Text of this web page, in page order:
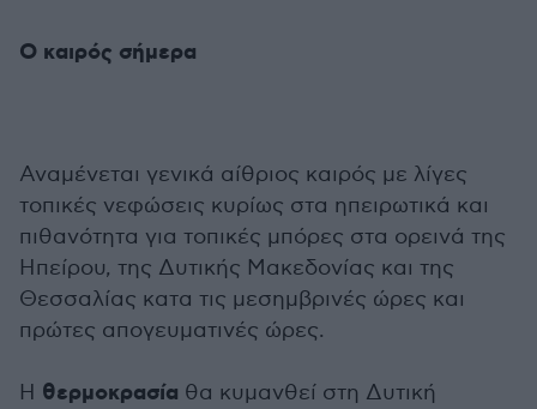
Ο καιρός σήμερα
Αναμένεται γενικά αίθριος καιρός με λίγες
τοπικές νεφώσεις κυρίως στα ηπειρωτικά και
πιθανότητα για τοπικές μπόρες στα ορεινά της
Ηπείρου, της Δυτικής Μακεδονίας και της
Θεσσαλίας κατα τις μεσημβρινές ώρες και
πρώτες απογευματινές ώρες.
Η θερμοκρασία θα κυμανθεί στη Δυτική